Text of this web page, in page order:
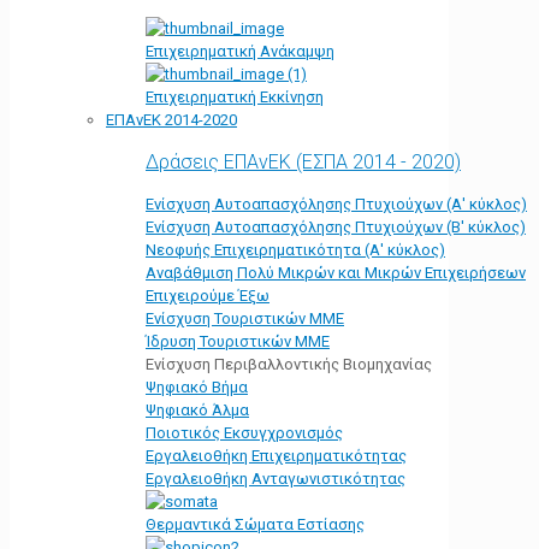
Επιχειρηματική Ανάκαμψη
Επιχειρηματική Εκκίνηση
ΕΠΑνΕΚ 2014-2020
Δράσεις ΕΠΑνΕΚ (ΕΣΠΑ 2014 - 2020)
Ενίσχυση Αυτοαπασχόλησης Πτυχιούχων (Α' κύκλος)
Ενίσχυση Αυτοαπασχόλησης Πτυχιούχων (Β' κύκλος)
Νεοφυής Επιχειρηματικότητα (Α' κύκλος)
Αναβάθμιση Πολύ Μικρών και Μικρών Επιχειρήσεων
Επιχειρούμε Έξω
Ενίσχυση Τουριστικών ΜΜΕ
Ίδρυση Τουριστικών ΜΜΕ
Ενίσχυση Περιβαλλοντικής Βιομηχανίας
Ψηφιακό Βήμα
Ψηφιακό Άλμα
Ποιοτικός Εκσυγχρονισμός
Εργαλειοθήκη Eπιχειρηματικότητας
Εργαλειοθήκη Ανταγωνιστικότητας
Θερμαντικά Σώματα Εστίασης